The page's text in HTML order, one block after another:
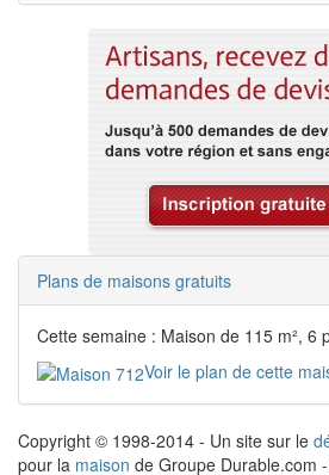
Plans de maisons gratuits
Cette semaine : Maison de 115 m², 6
Voir le plan de cette
Copyright © 1998-2014 - Un site sur le
pour la maison de Groupe Durable.com